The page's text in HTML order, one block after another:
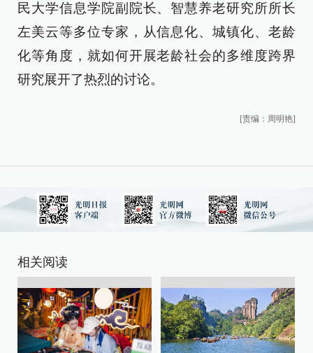
民大学信息学院副院长、智慧养老研究所所长
左美云等多位专家，从信息化、城镇化、老龄
化等角度，就如何开展老龄社会的多维度跨界
研究展开了热烈的讨论。
[责编：周明艳]
相关阅读